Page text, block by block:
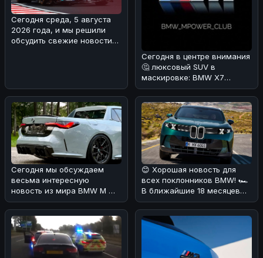
Сегодня среда, 5 августа
2026 года, и мы решили
обсудить свежие новости
Сегодня в центре внимания
🤔 люксовый SUV в
маскировке: BMW X7
Individual в Urban Green
🌿.Редакция
Сегодня мы обсуждаем
весьма интересную
новость из мира BMW M 🔥.
В Калифорнии местный
мастер решил п
😊 Хорошая новость для
всех поклонников BMW! 🏎
В ближайшие 18 месяцев
Мюнхен планирует
наводнить ры